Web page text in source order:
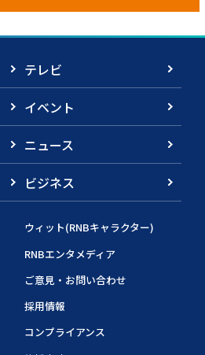
テレビ
イベント
ニュース
ビジネス
ウィット(RNBキャラクター)
RNBエンタメディア
ご意見・お問い合わせ
採用情報
コンプライアンス